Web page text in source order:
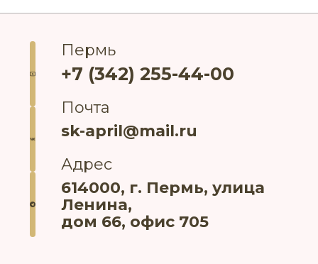
Пермь
+7 (342) 255-44-00
Почта
sk-april@mail.ru
Адрес
614000, г. Пермь, улица
Ленина,
дом 66, офис 705